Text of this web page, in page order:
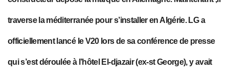
traverse la méditerranée pour s’installer en Algérie. LG a
officiellement lancé le V20 lors de sa conférence de presse
qui s’est déroulée à l’hôtel El-djazair (ex-st George), y avait